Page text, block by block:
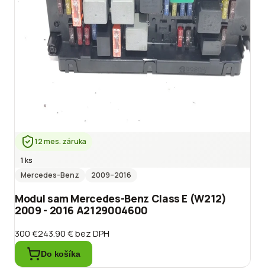
12 mes. záruka
1 ks
Mercedes-Benz
2009–2016
Modul sam Mercedes-Benz Class E (W212)
2009 - 2016 A2129004600
300 €243.90 €bez DPH
Do košíka